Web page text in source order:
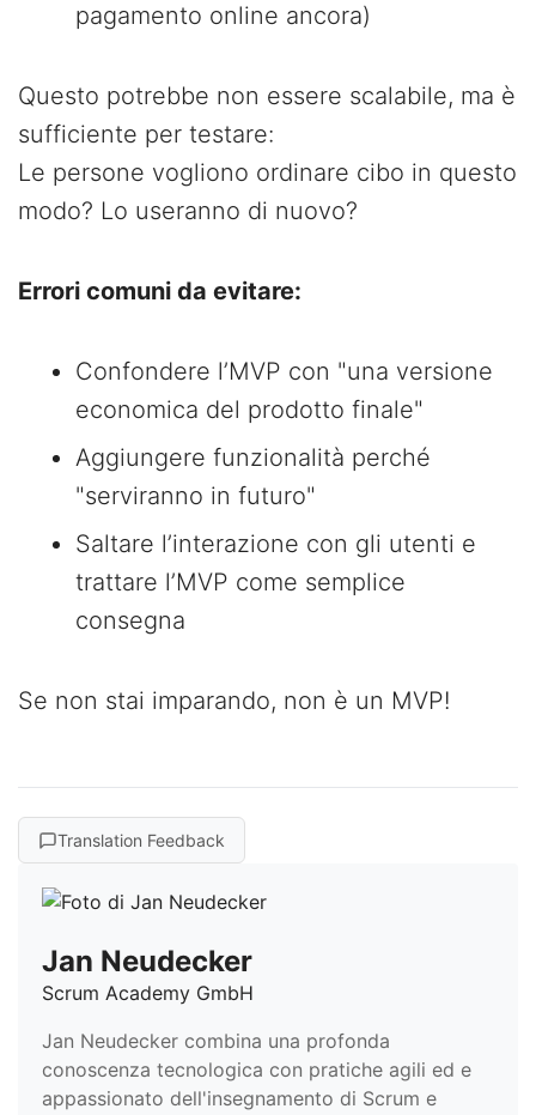
pagamento online ancora)
Questo potrebbe non essere scalabile, ma è
sufficiente per testare:
Le persone vogliono ordinare cibo in questo
modo? Lo useranno di nuovo?
Errori comuni da evitare:
Confondere l’MVP con "una versione
economica del prodotto finale"
Aggiungere funzionalità perché
"serviranno in futuro"
Saltare l’interazione con gli utenti e
trattare l’MVP come semplice
consegna
Se non stai imparando, non è un MVP!
Translation Feedback
Jan Neudecker
Scrum Academy GmbH
Jan Neudecker combina una profonda
conoscenza tecnologica con pratiche agili ed e
appassionato dell'insegnamento di Scrum e